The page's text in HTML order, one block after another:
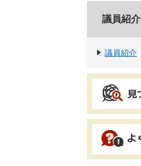
議員紹介
議員紹介